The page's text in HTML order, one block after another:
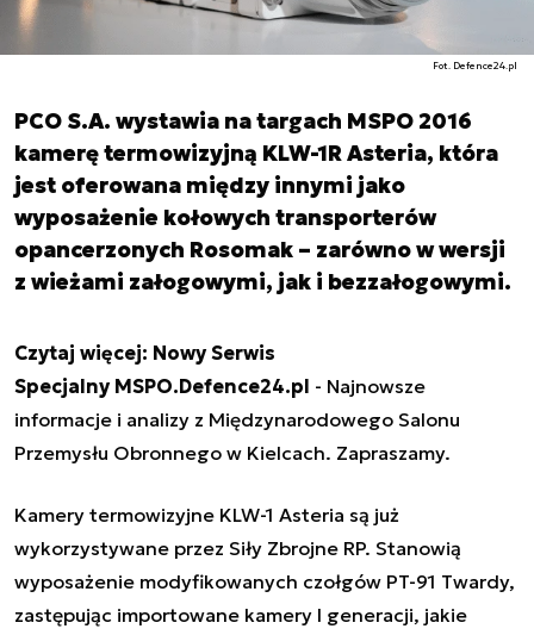
Fot. Defence24.pl
PCO S.A. wystawia na targach MSPO 2016
kamerę termowizyjną KLW-1R Asteria, która
jest oferowana między innymi jako
wyposażenie kołowych transporterów
opancerzonych Rosomak – zarówno w wersji
z wieżami załogowymi, jak i bezzałogowymi.
Czytaj więcej: Nowy Serwis
Specjalny MSPO.Defence24.pl - Najnowsze
informacje i analizy z Międzynarodowego Salonu
Przemysłu Obronnego w Kielcach. Zapraszamy.
Kamery termowizyjne KLW-1 Asteria są już
wykorzystywane przez Siły Zbrojne RP. Stanowią
wyposażenie modyfikowanych czołgów PT-91 Twardy,
zastępując importowane kamery I generacji, jakie